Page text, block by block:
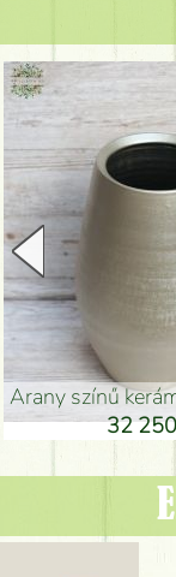
arany színű kerámia
32